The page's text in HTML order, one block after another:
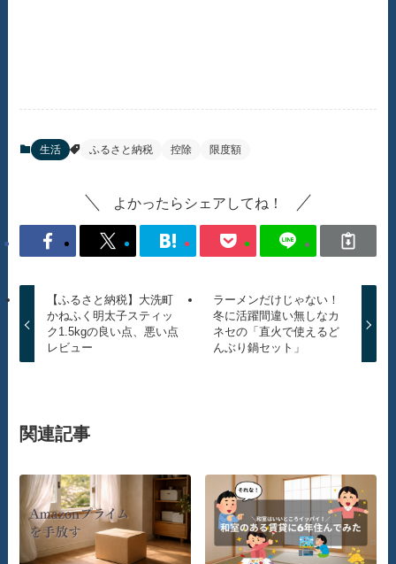
生活 ふるさと納税 控除 限度額
よかったらシェアしてね！
【ふるさと納税】大洗町
かねふく明太子スティッ
ク1.5kgの良い点、悪い点
レビュー
ラーメンだけじゃない！
冬に活躍間違い無しなカ
ネセの「直火で使えるど
んぶり鍋セット」
関連記事